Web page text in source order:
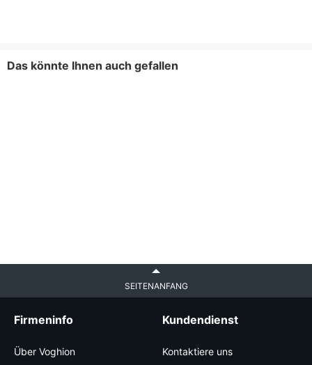
Das könnte Ihnen auch gefallen
SEITENANFANG
Firmeninfo
Über Voghion
Kundendienst
Kontaktiere uns